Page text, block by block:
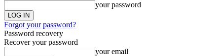
your password
Forgot your password?
Password recovery
Recover your password
your email